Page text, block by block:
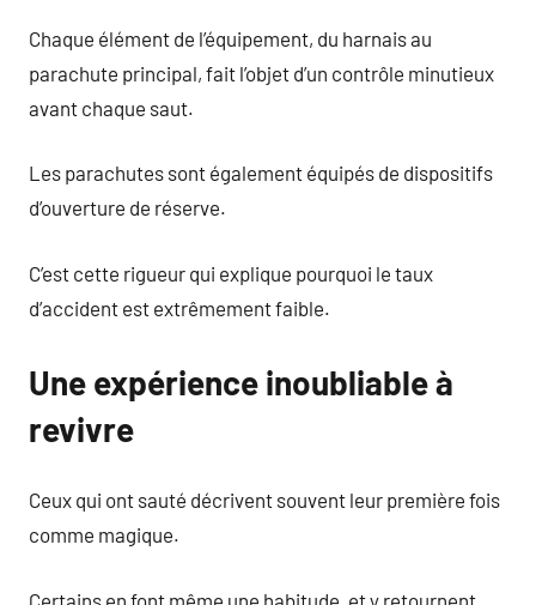
Chaque élément de l’équipement, du harnais au
parachute principal, fait l’objet d’un contrôle minutieux
avant chaque saut.
Les parachutes sont également équipés de dispositifs
d’ouverture de réserve.
C’est cette rigueur qui explique pourquoi le taux
d’accident est extrêmement faible.
Une expérience inoubliable à
revivre
Ceux qui ont sauté décrivent souvent leur première fois
comme magique.
Certains en font même une habitude, et y retournent